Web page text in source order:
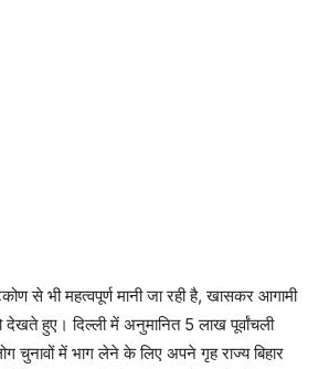
से भी महत्वपूर्ण मानी जा रही है, खासकर आगामी
देखते हुए। दिल्ली में अनुमानित 5 लाख पूर्वांचली
चुनावों में भाग लेने के लिए अपने गृह राज्य बिहार